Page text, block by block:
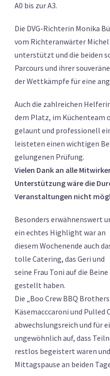
A0 bis zur A3.
Die DVG-Richterin Monika
vom Richteranwärter
unterstützt und die beiden
Parcours und ihrer
der Wettkämpfe für eine
Auch die zahlreichen
dem Platz, im Küchenteam
gelaunt und professionell
leisteten einen wichtigen
gelungenen Prüfung.
Vielen Dank an alle
Unterstützung wäre die
Veranstaltungen nicht
Besonders erwähnenswert
ein echtes Highlight war an
diesem Wochenende auch
tolle Catering, das Geri und
seine Frau Toni auf die Beine
gestellt haben.
Die „Boo Crew BBQ
Käsemacccaroni und Pulled
abwechslungsreich und für
ungewöhnlich auf, dass
restlos begeistert waren und
Mittagspause an beiden